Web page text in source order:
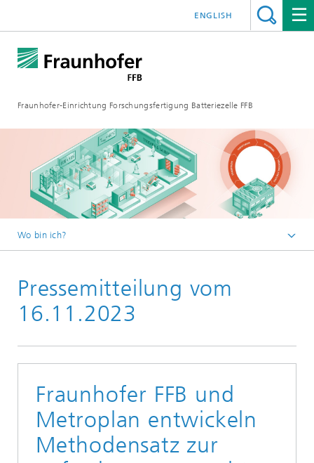
Fraunhofer-Einrichtung Forschungsfertigung Batteriezelle FFB
ENGLISH
Wo bin ich?
Pressemitteilungen
Pressemitteilung vom
16.11.2023
Fraunhofer FFB und
Metroplan entwickeln
Methodensatz zur